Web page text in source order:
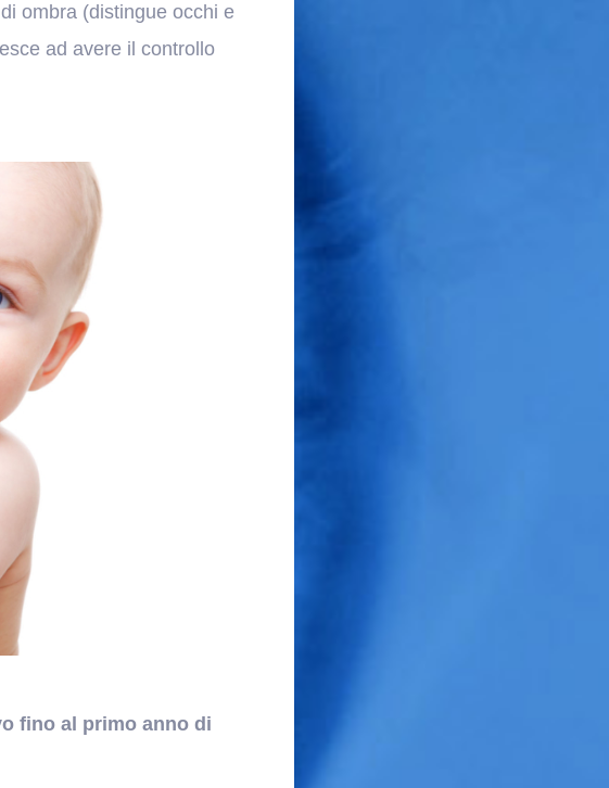
ombra (distingue occhi e
ad avere il controllo
fino al primo anno di